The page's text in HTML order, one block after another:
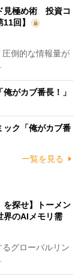
見極め術 投資コ
回】
倒的な情報量が
がカブ番長！」
ク「俺がカブ番
一覧を見る
を探せ】トーメン
界のAIメモリ需
グローバルリン